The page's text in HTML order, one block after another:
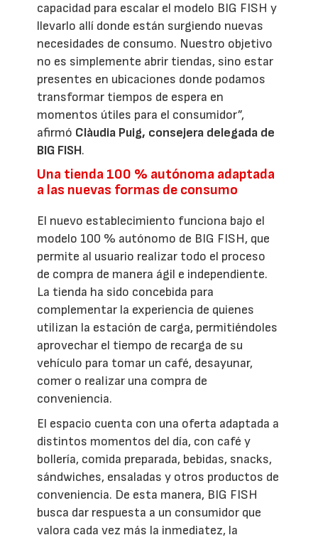
capacidad para escalar el modelo BIG FISH y
llevarlo allí donde están surgiendo nuevas
necesidades de consumo. Nuestro objetivo
no es simplemente abrir tiendas, sino estar
presentes en ubicaciones donde podamos
transformar tiempos de espera en
momentos útiles para el consumidor”,
afirmó Clàudia Puig, consejera delegada de
BIG FISH.
Una tienda 100 % autónoma adaptada
a las nuevas formas de consumo
El nuevo establecimiento funciona bajo el
modelo 100 % autónomo de BIG FISH, que
permite al usuario realizar todo el proceso
de compra de manera ágil e independiente.
La tienda ha sido concebida para
complementar la experiencia de quienes
utilizan la estación de carga, permitiéndoles
aprovechar el tiempo de recarga de su
vehículo para tomar un café, desayunar,
comer o realizar una compra de
conveniencia.
El espacio cuenta con una oferta adaptada a
distintos momentos del día, con café y
bollería, comida preparada, bebidas, snacks,
sándwiches, ensaladas y otros productos de
conveniencia. De esta manera, BIG FISH
busca dar respuesta a un consumidor que
valora cada vez más la inmediatez, la